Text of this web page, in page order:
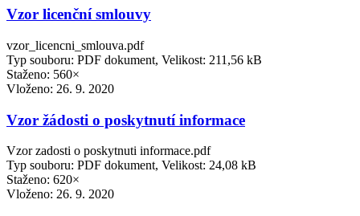
Vzor licenční smlouvy
vzor_licencni_smlouva.pdf
Typ souboru: PDF dokument, Velikost: 211,56 kB
Staženo: 560×
Vloženo: 26. 9. 2020
Vzor žádosti o poskytnutí informace
Vzor zadosti o poskytnuti informace.pdf
Typ souboru: PDF dokument, Velikost: 24,08 kB
Staženo: 620×
Vloženo: 26. 9. 2020